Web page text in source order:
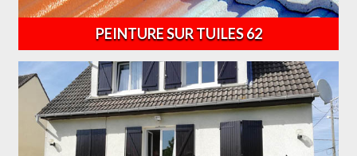
PEINTURE SUR TUILES 62